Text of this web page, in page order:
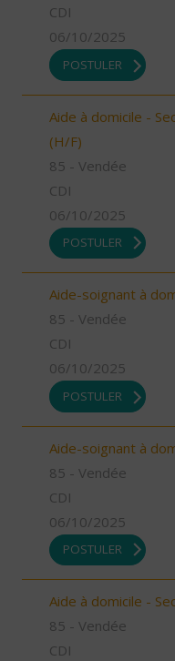
CDI
06/10/2025
POSTULER
Aide à domicile -
(H/F)
85 - Vendée
CDI
06/10/2025
POSTULER
Aide-soignant à
85 - Vendée
CDI
06/10/2025
POSTULER
Aide-soignant à
85 - Vendée
CDI
06/10/2025
POSTULER
Aide à domicile -
85 - Vendée
CDI